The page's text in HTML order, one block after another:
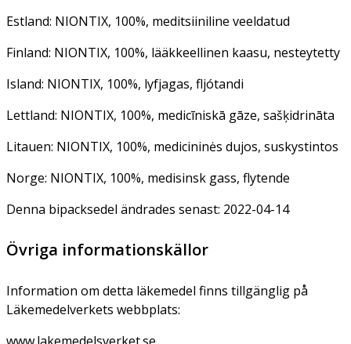
Estland: NIONTIX, 100%, meditsiiniline veeldatud
Finland: NIONTIX, 100%, lääkkeellinen kaasu, nesteytetty
Island: NIONTIX, 100%, lyfjagas, fljótandi
Lettland: NIONTIX, 100%, medicīniskā gāze, sašķidrināta
Litauen: NIONTIX, 100%, medicininės dujos, suskystintos
Norge: NIONTIX, 100%, medisinsk gass, flytende
Denna bipacksedel ändrades senast: 2022-04-14
Övriga informationskällor
Information om detta läkemedel finns tillgänglig på
Läkemedelverkets webbplats: